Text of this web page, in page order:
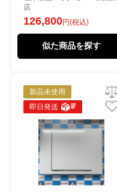
店
126,800円(税込)
似た商品を探す
新品未使用
即日発送